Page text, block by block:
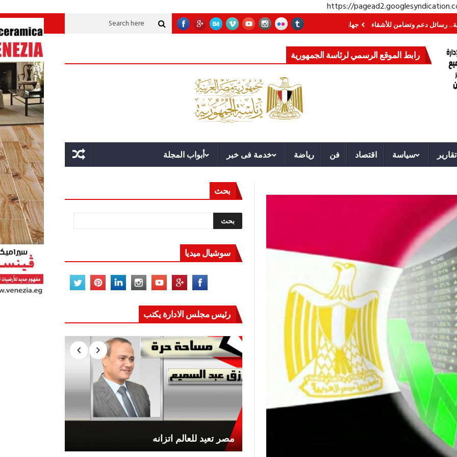
https://
وتضامن للأشقاء جهاز مستقبل مصر نموذجا.. لماذا تُنشئ الدول كيانات تنموية عملاقة؟ قوة الدولة.. عندما يصبح التخطيط خط الدفاع الأول القيادة
رابط الموقع الرسمي لرئاسة الجمهورية
تقارير سياسة اقتصاد فن رياضة خدمة فى خبر أبواب المجلة
بحث
سوشيال ميديا
رئيس مجلس الادارة يكتب
مصر تعيد للعالم اتزانه